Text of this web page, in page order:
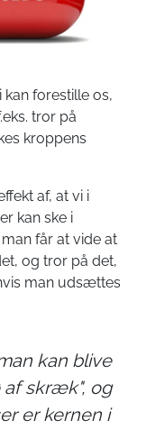
kan forestille os,
tror på
kroppens
af, at vi i
kan ske i
får at vide at
og tror på det,
man udsættes
kan blive
af skræk", og
er kernen i